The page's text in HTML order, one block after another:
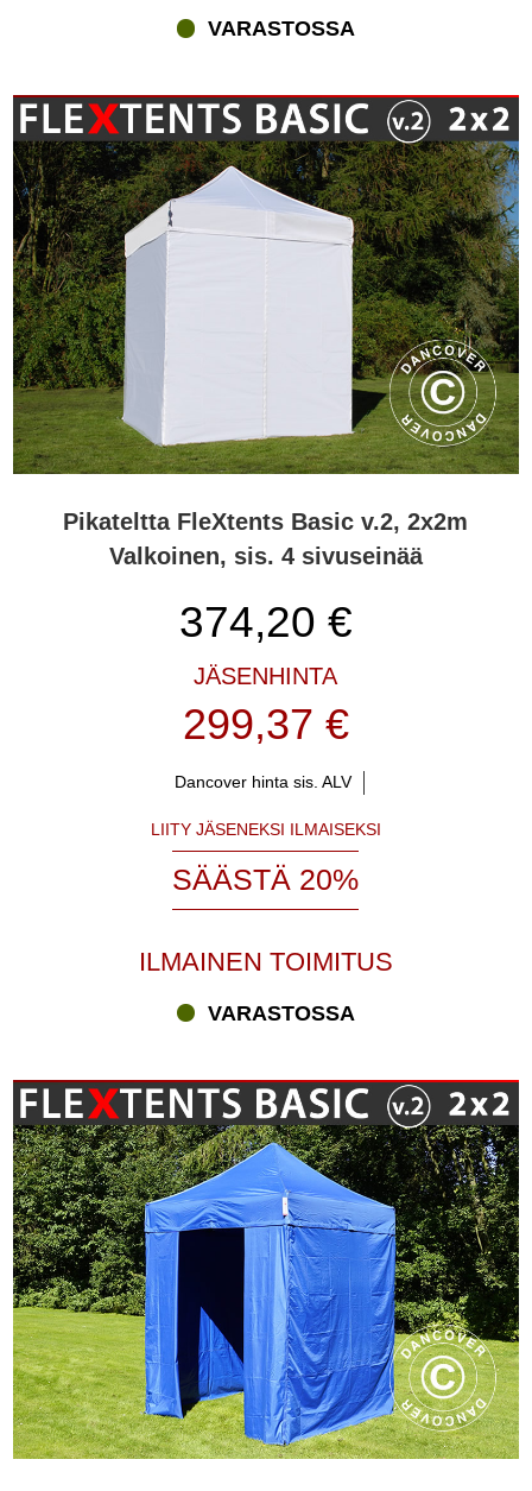
VARASTOSSA
Pikateltta FleXtents Basic v.2, 2x2m
Valkoinen, sis. 4 sivuseinää
374,20 €
JÄSENHINTA
299,37 €
Dancover hinta sis. ALV
LIITY JÄSENEKSI ILMAISEKSI
SÄÄSTÄ 20%
ILMAINEN TOIMITUS
VARASTOSSA